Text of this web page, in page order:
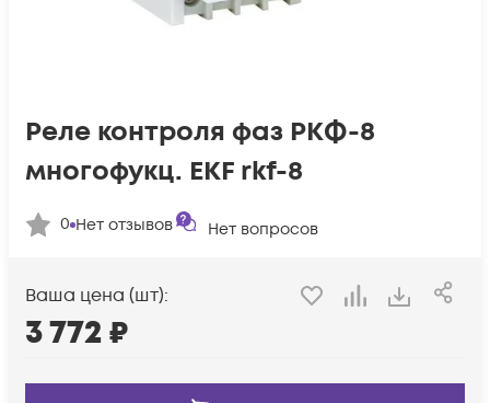
Реле контроля фаз РКФ-8
многофукц. EKF rkf-8
0 Нет отзывов Нет вопросов
Ваша цена (шт):
3 772₽